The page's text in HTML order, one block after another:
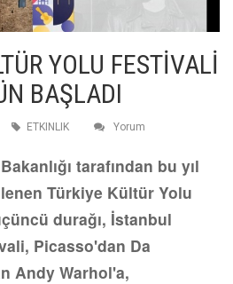
YOLU FESTİVALİ
BAŞLADI
ETKINLIK Yorum
tarafından bu yıl
Türkiye Kültür Yolu
durağı, İstanbul
Picasso'dan Da
Andy Warhol'a,